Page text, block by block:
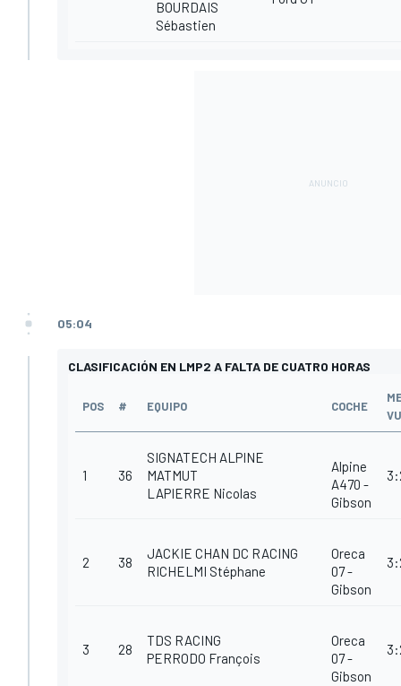
BOURDAIS
Sébastien
05:04
CLASIFICACIÓN EN LMP2 A FALTA DE CUATRO HORAS
POS # EQUIPO COCHE
1 36
SIGNATECH ALPINE
MATMUT
LAPIERRE Nicolas
Alpine
A470 -
Gibson
2 38
JACKIE CHAN DC RACING
RICHELMI Stéphane
Oreca
07 -
Gibson
3 28
TDS RACING
PERRODO François
Oreca
07 -
Gibson